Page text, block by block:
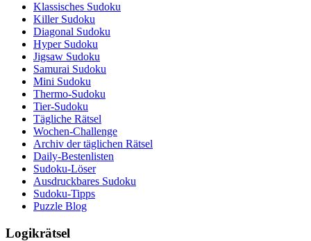
Klassisches Sudoku
Killer Sudoku
Diagonal Sudoku
Hyper Sudoku
Jigsaw Sudoku
Samurai Sudoku
Mini Sudoku
Thermo-Sudoku
Tier-Sudoku
Tägliche Rätsel
Wochen-Challenge
Archiv der täglichen Rätsel
Daily-Bestenlisten
Sudoku-Löser
Ausdruckbares Sudoku
Sudoku-Tipps
Puzzle Blog
Logikrätsel